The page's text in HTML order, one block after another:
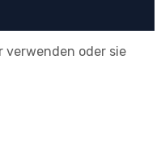
verwenden oder sie